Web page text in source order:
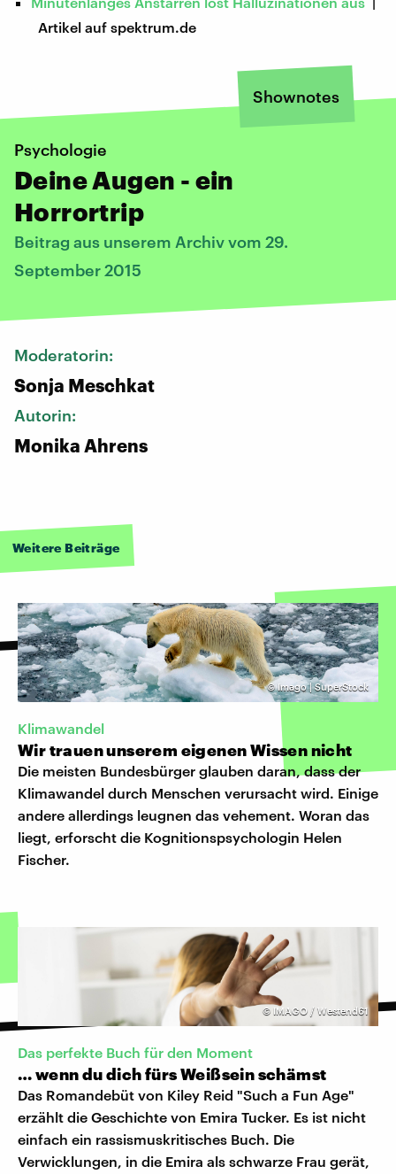
Artikel auf spektrum.de
Shownotes
Psychologie
Deine Augen - ein
Horrortrip
Beitrag aus unserem Archiv vom 29.
September 2015
Moderatorin:
Sonja Meschkat
Autorin:
Monika Ahrens
Weitere Beiträge
©Imago | SuperStock
Klimawandel
Wir trauen unserem eigenen Wissen nicht
Die meisten Bundesbürger glauben daran, dass der
Klimawandel durch Menschen verursacht wird. Einige
andere allerdings leugnen das vehement. Woran das
liegt, erforscht die Kognitionspsychologin Helen
Fischer.
© IMAGO / Westend61
Das perfekte Buch für den Moment
… wenn du dich fürs Weißsein schämst
Das Romandebüt von Kiley Reid "Such a Fun Age"
erzählt die Geschichte von Emira Tucker. Es ist nicht
einfach ein rassismuskritisches Buch. Die
Verwicklungen, in die Emira als schwarze Frau gerät,